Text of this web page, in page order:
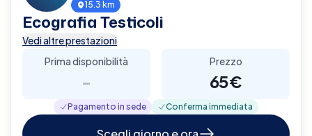
15.3 km
Ecografia Testicoli
Vedi altre prestazioni
Prima disponibilità
-
Prezzo
65€
Pagamento in sede Conferma immediata